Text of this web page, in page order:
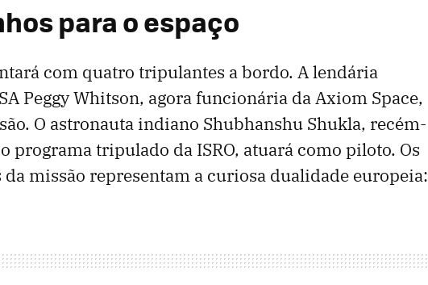
para o espaço
com quatro tripulantes a bordo. A lendária
Peggy Whitson, agora funcionária da Axiom Space,
O astronauta indiano Shubhanshu Shukla, recém-
programa tripulado da ISRO, atuará como piloto. Os
missão representam a curiosa dualidade europeia: